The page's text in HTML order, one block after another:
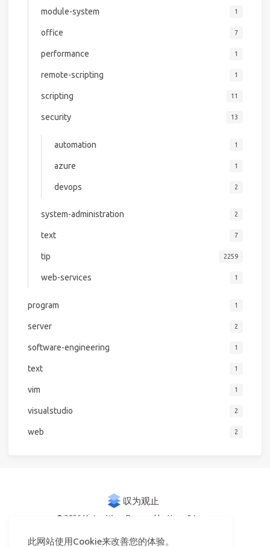
此网站使用Cookie来改善您的体验。
module-system 1
office 7
performance 1
remote-scripting 1
scripting 11
security 13
automation 1
azure 1
devops 2
system-administration 2
text 7
tip 2259
web-services 1
program 1
server 2
software-engineering 1
text 1
vim 1
visualstudio 2
web 2
© 2026 Victor Woo Powered by Hexo & Icarus